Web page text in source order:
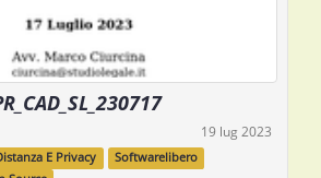
19 lug 2023
E Privacy
Softwarelibero